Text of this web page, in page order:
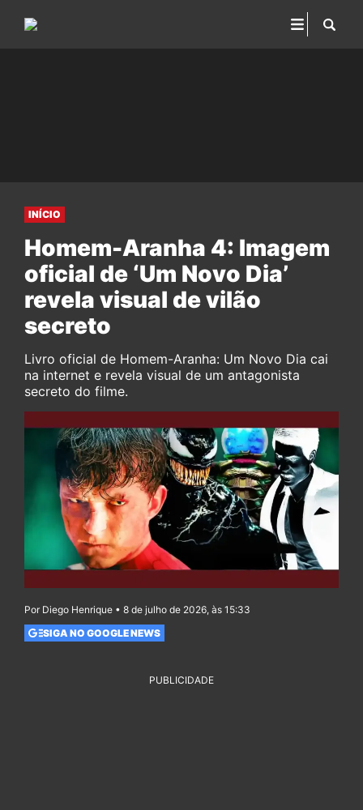
INÍCIO
Homem-Aranha 4: Imagem
oficial de ‘Um Novo Dia’
revela visual de vilão
secreto
Livro oficial de Homem-Aranha: Um Novo Dia cai
na internet e revela visual de um antagonista
secreto do filme.
Por Diego Henrique • 8 de julho de 2026, às 15:33
SIGA NO GOOGLE NEWS
PUBLICIDADE